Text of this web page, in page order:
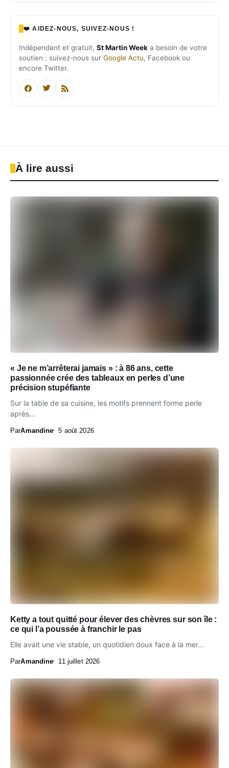
❤️ AIDEZ-NOUS, SUIVEZ-NOUS !
Indépendant et gratuit, St Martin Week a besoin de votre
soutien : suivez-nous sur Google Actu, Facebook ou
encore Twitter.
À lire aussi
« Je ne m’arrêterai jamais » : à 86 ans, cette
passionnée crée des tableaux en perles d’une
précision stupéfiante
Sur la table de sa cuisine, les motifs prennent forme perle
après...
ParAmandine 5 août 2026
Ketty a tout quitté pour élever des chèvres sur son île :
ce qui l’a poussée à franchir le pas
Elle avait une vie stable, un quotidien doux face à la mer...
ParAmandine 11 juillet 2026